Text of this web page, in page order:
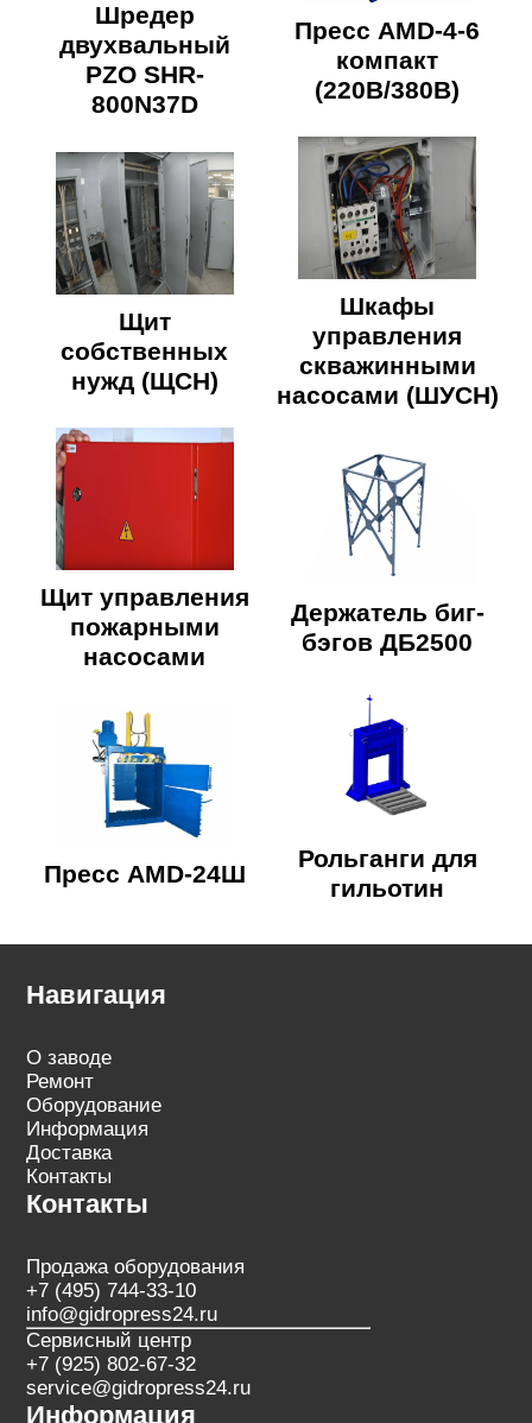
Шредер
двухвальный
PZO SHR-
800N37D
Пресс AMD-4-6
компакт
(220В/380В)
Щит
собственных
нужд (ЩСН)
Шкафы
управления
скважинными
насосами (ШУСН)
Щит управления
пожарными
насосами
Держатель биг-
бэгов ДБ2500
Пресс AMD-24Ш
Рольганги для
гильотин
Навигация
О заводе
Ремонт
Оборудование
Информация
Доставка
Контакты
Контакты
Продажа оборудования
+7 (495) 744-33-10
info@gidropress24.ru
Сервисный центр
+7 (925) 802-67-32
service@gidropress24.ru
Информация